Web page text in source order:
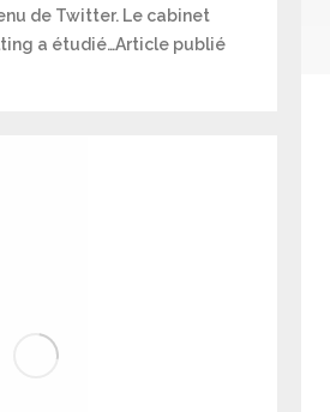
de Twitter. Le cabinet
a étudié…Article publié